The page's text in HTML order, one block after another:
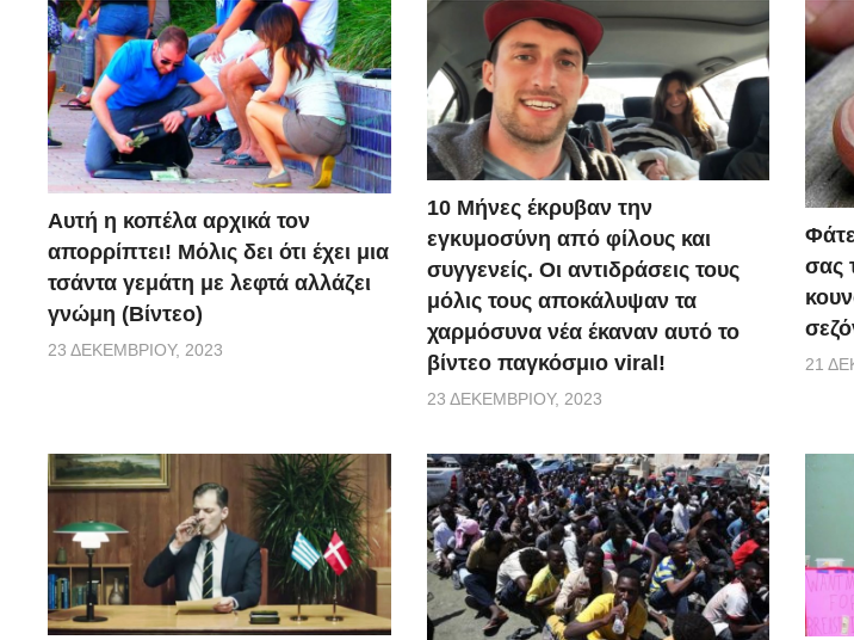
Αυτή η κοπέλα αρχικά τον
απορρίπτει! Μόλις δει ότι έχει μια
τσάντα γεμάτη με λεφτά αλλάζει
γνώμη (Βίντεο)
23 ΔΕΚΕΜΒΡΊΟΥ, 2023
10 Μήνες έκρυβαν την
εγκυμοσύνη από φίλους και
συγγενείς. Οι αντιδράσεις τους
μόλις τους αποκάλυψαν τα
χαρμόσυνα νέα έκαναν αυτό το
βίντεο παγκόσμιο viral!
23 ΔΕΚΕΜΒΡΊΟΥ, 2023
σας
21